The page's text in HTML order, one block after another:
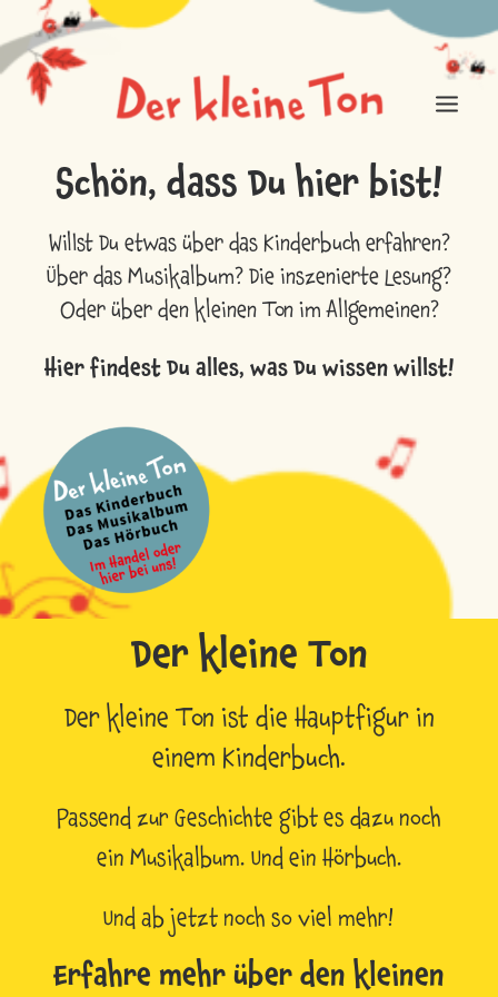
ÜBER DEN KLEINEN TON
FÜR MICH IST DAS MUSIK
NEUIGKEITEN
EINKAUFSLADEN
LOGIN / REGISTER
CART
Schön, dass Du hier bist!
Willst Du etwas über das Kinderbuch erfahren?
Über das Musikalbum? Die inszenierte Lesung?
Oder über den kleinen Ton im Allgemeinen?
Hier findest Du alles, was Du wissen willst!
Der kleine Ton
Der kleine Ton ist die Hauptfigur in
einem Kinderbuch.
Passend zur Geschichte gibt es dazu noch
ein Musikalbum. Und ein Hörbuch.
Und ab jetzt noch so viel mehr!
Erfahre mehr über den kleinen